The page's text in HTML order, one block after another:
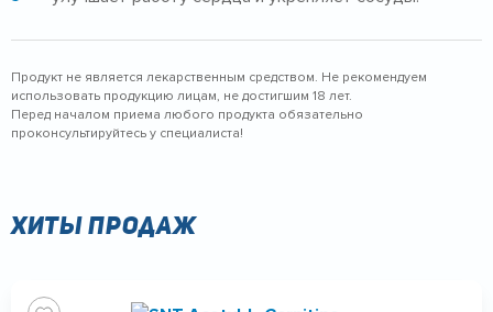
Продукт не является лекарственным средством. Не рекомендуем
использовать продукцию лицам, не достигшим 18 лет.
Перед началом приема любого продукта обязательно
проконсультируйтесь у специалиста!
Хиты продаж